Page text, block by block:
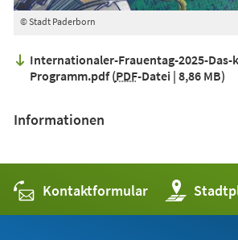
© Stadt Paderborn
Internationaler-Frauentag-2025-
Programm.pdf PDF-Datei 8,86 MB
Informationen
Kontaktformular (Öffnet
in
einem